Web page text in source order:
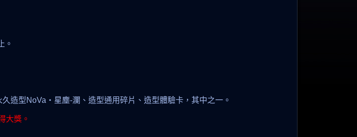
。
造型NoVa‧星塵-瀾、造型通用碎片、造型體驗卡，其中之一。
大獎。